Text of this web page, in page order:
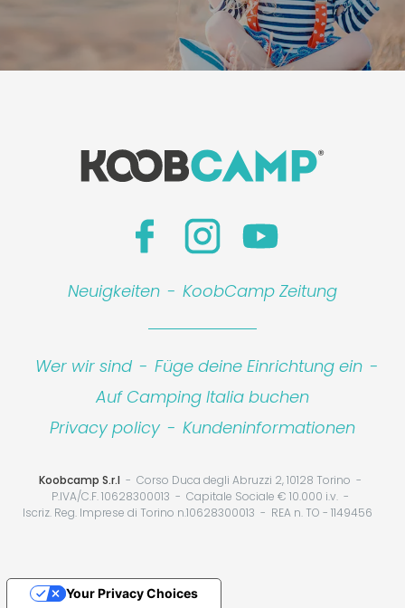
Neuigkeiten - KoobCamp Zeitung
Wer wir sind - Füge deine Einrichtung ein -
Auf Camping Italia buchen
Privacy policy - Kundeninformationen
Koobcamp S.r.l
Corso Duca degli Abruzzi 2, 10128 Torino
P.IVA/C.F. 10628300013
Capitale Sociale € 10.000 i.v.
Iscriz. Reg. Imprese di Torino n.10628300013
REA n. TO - 1149456
Your Privacy Choices